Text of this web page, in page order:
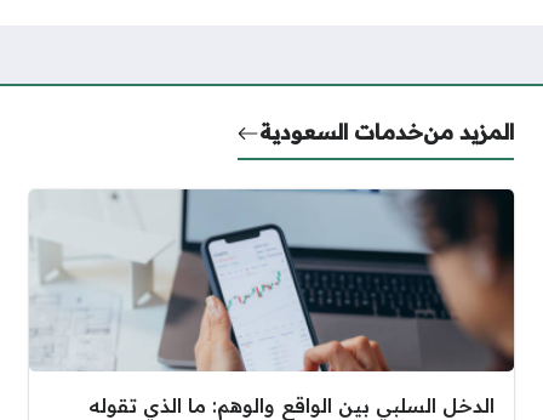
المزيد منخدمات السعودية
الدخل السلبي بين الواقع والوهم: ما الذي تقوله